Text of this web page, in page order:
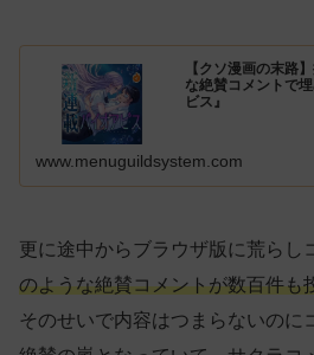
【クソ漫画の末路
な絶賛コメントで
ビス』
www.menuguildsystem.com
更に途中からブラウザ版に荒らし
のような絶賛コメントが数百件も
そのせいで内容はつまらないのに